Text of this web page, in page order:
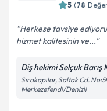
5 (78
Herkese tavsiye
hizmet kalitesinin ve...
Diş hekimi Selçuk Barış
Sırakapılar, Saltak Cd.
Merkezefendi/Denizli